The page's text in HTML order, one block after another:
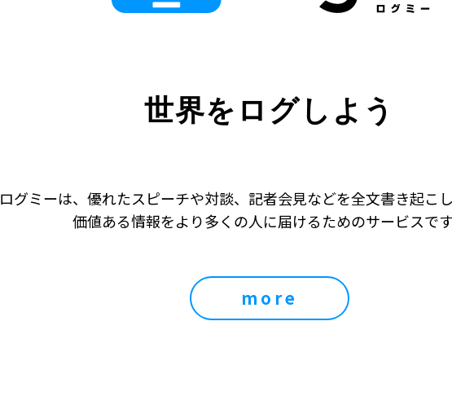
世界をログしよう
ログミーは、優れたスピーチや対談、記者会見などを全文書き起こし
価値ある情報をより多くの人に届けるためのサービスです
more